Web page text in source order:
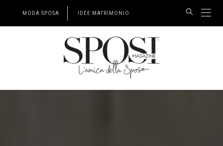
MODA SPOSA IDEE MATRIMONIO